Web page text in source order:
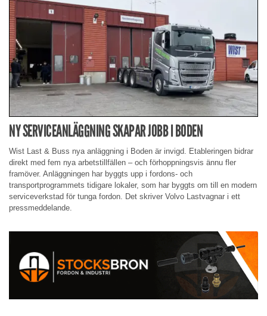
NY SERVICEANLÄGGNING SKAPAR JOBB I BODEN
Wist Last & Buss nya anläggning i Boden är invigd. Etableringen bidrar
direkt med fem nya arbetstillfällen – och förhoppningsvis ännu fler
framöver. Anläggningen har byggts upp i fordons- och
transportprogrammets tidigare lokaler, som har byggts om till en modern
serviceverkstad för tunga fordon. Det skriver Volvo Lastvagnar i ett
pressmeddelande.